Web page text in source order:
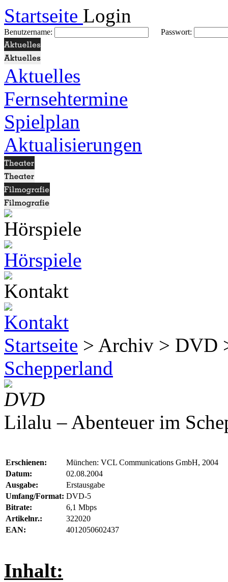
Startseite Login
Benutzername: Passwort:
Aktuelles
Fernsehtermine
Spielplan
Aktualisierungen
Startseite > Archiv > DVD
Schepperland
DVD
Lilalu – Abenteuer im
Erschienen:
München: VCL Communications GmbH, 2004
Datum:
02.08.2004
Ausgabe:
Erstausgabe
Umfang/Format: DVD-5
Bitrate:
6,1 Mbps
Artikelnr.:
322020
EAN:
4012050602437
Inhalt: